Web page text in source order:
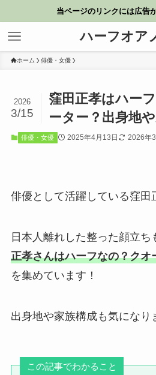
当ページのリンクには広告
ハーフオア
ホーム 俳優・女優
窪田正孝はハー
ーター？出身地
2026
3/15
俳優・女優 2025年4月13日 2026年
俳優として活躍している窪田
日本人離れした整った顔立ち
正孝さんはハーフなの？クオ
を集めています！
出身地や家族構成も気になり
この記事でわかること